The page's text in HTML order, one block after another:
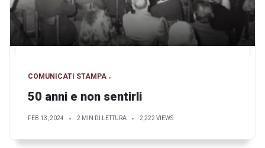
COMUNICATI STAMPA
50 anni e non sentirli
FEB 13, 2024 2 MIN DI LETTURA 2,222 VIEWS